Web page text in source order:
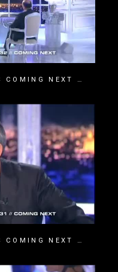
SALUT LES TERRIENS COMING NEXT SAISON 3 ÉMISSION 31